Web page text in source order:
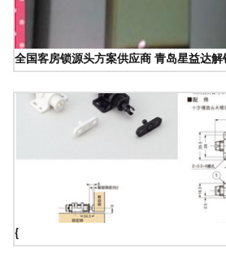
全国客房锁源头方案供应商 青岛星益达
{